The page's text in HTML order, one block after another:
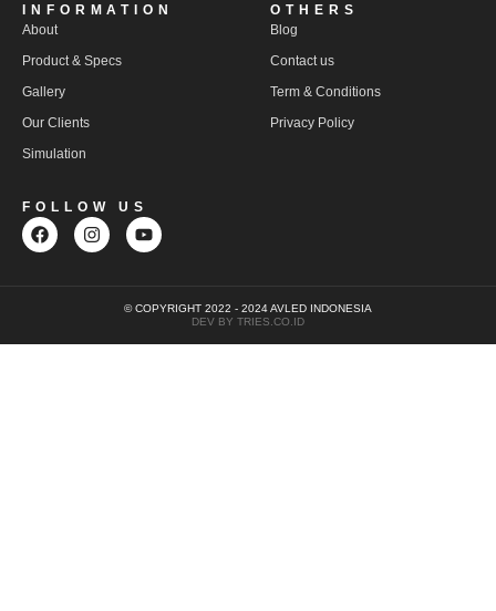
INFORMATION
About
Product & Specs
Gallery
Our Clients
Simulation
OTHERS
Blog
Contact us
Term & Conditions
Privacy Policy
FOLLOW US
© COPYRIGHT 2022 - 2024 AVLED INDONESIA
DEV BY TRIES.CO.ID